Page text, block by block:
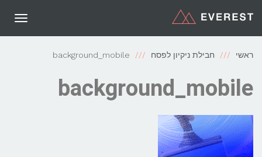
ראשי חבילת ניקיון לפסח background_mobile
background_mobile